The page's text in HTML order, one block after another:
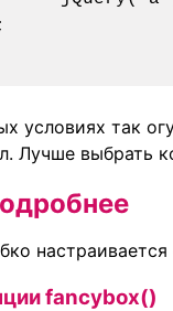
условиях так
Лучше выбрать
fancybox()